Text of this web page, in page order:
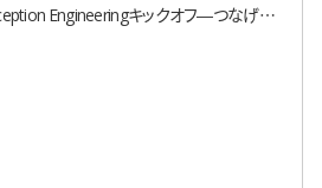
Engineeringキックオフ―つなげる
。